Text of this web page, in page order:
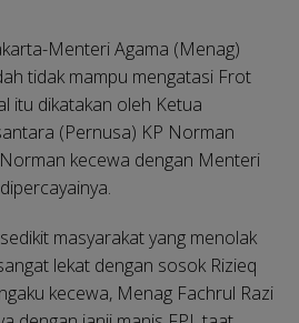
Menteri Agama (Menag)
tidak mampu mengatasi Frot
itu dikatakan oleh Ketua
(Pernusa) KP Norman
kecewa dengan Menteri
masyarakat yang menolak
lekat dengan sosok Rizieq
kecewa, Menag Fachrul Razi